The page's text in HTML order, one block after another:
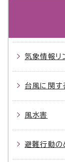
気象情報リ
台風に関す
風水害
避難行動の